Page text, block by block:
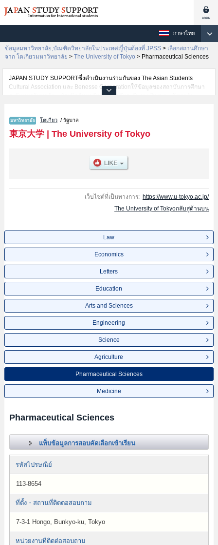
ภาษาไทย
ข้อมูลมหาวิทยาลัย,บัณฑิตวิทยาลัยในประเทศญี่ปุ่นต้องที่ JPSS > เลือกสถานศึกษา
จาก โตเกียวมหาวิทยาลัย > The University of Tokyo > Pharmaceutical Sciences
JAPAN STUDY SUPPORTซึ่งดำเนินงานร่วมกันของ The Asian Students
Cultural Association และ Benesse Corporationให้ข้อมูลของสถาบันการศึกษา
ระดับมหาวิทยาลัย・บัณฑิตวิทยาลัย・วิทยาลัยระดับอนุปริญญา・วิทยาลัย
ต่างชาติเช่นข้อมูลของแต่ละคณะ,ข้อมูลการสอบคัดเลือกเข้าศึกษาเช่นจำนวนคน
ที่รับสมัครหรือจำนวนคนที่ผ่านการสอบคัดเลือกเป็นต้น,แนะนำสถานที่,การเดิน
ทางเป็นต้นไว้ด้วยดังนั้นขอเชิญใช้บริการค้นหาข้อมูลตามอัธยาศัย
โตเกียว / รัฐบาล
東京大学| The University of Tokyo
เว็บไซต์ที่เป็นทางการ: https://www.u-tokyo.ac.jp/
The University of Tokyoกลับสู่ด้านบน
Law
Economics
Letters
Education
Arts and Sciences
Engineering
Science
Agriculture
Pharmaceutical Sciences
Medicine
Pharmaceutical Sciences
แท็บข้อมูลการสอบคัดเลือกเข้าเรียน
รหัสไปรษณีย์
113-8654
ที่ตั้ง・สถานที่ติดต่อสอบถาม
7-3-1 Hongo, Bunkyo-ku, Tokyo
หน่วยงานที่ติดต่อสอบถาม